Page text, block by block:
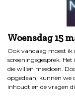
Woensdag 15
Ook vandaag moest ik
screeningsgesprek.
die willen meedoen.
opgedaan, kunnen we
inhoudt en de vragen